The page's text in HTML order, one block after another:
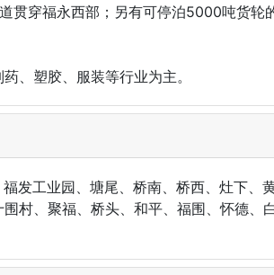
穿福永西部；另有可停泊5000吨货轮
、塑胶、服装等行业为主。
发工业园、塘尾、桥南、桥西、灶下、
村、聚福、桥头、和平、福围、怀德、